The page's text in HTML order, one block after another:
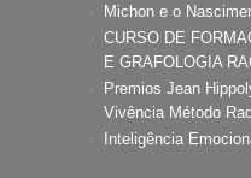
Michon e o
CURSO DE
E GRAFOLOGIA
Premios Jean
Vivência Método
Inteligência